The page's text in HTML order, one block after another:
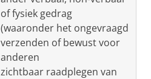
of fysiek gedrag
(waaronder het ongevraagd
verzenden of bewust voor
anderen
zichtbaar raadplegen van